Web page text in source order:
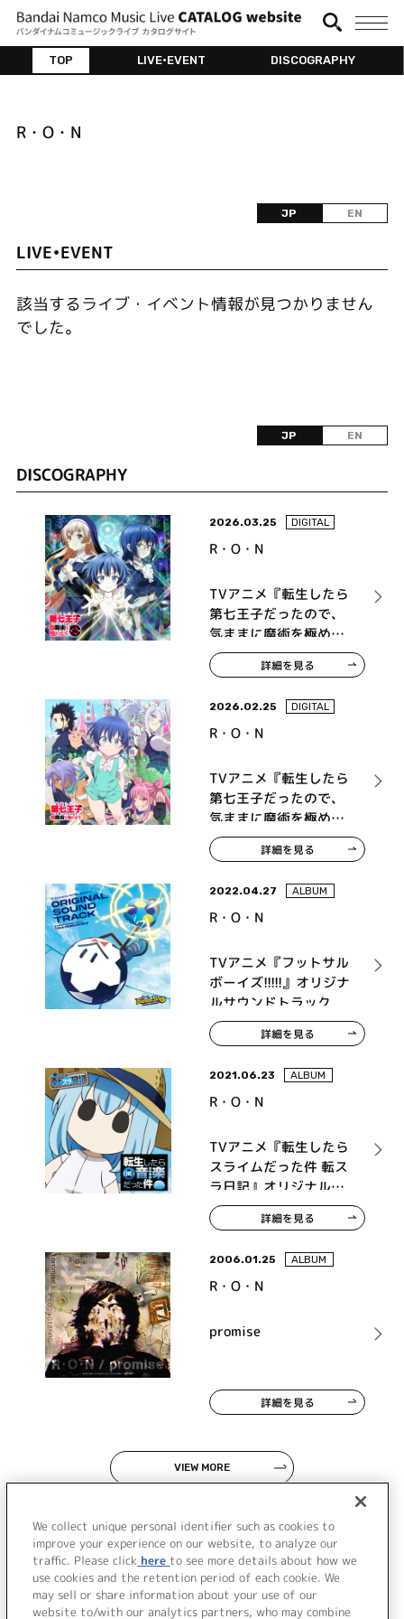
TOP LIVE•EVENT DISCOGRAPHY
R・O・N
JP EN
LIVE•EVENT
該当するライブ・イベント情報が見つかりません
でした。
JP EN
DISCOGRAPHY
2026.03.25 DIGITAL
R・O・N
TVアニメ『転生したら
第七王子だったので、
気ままに魔術を極めま
す』オリジナル・サウ
ンドトラック Vol.2
詳細を見る
2026.02.25 DIGITAL
R・O・N
TVアニメ『転生したら
第七王子だったので、
気ままに魔術を極めま
す』オリジナル・サウ
ンドトラック Vol.1
詳細を見る
2022.04.27 ALBUM
R・O・N
TVアニメ『フットサル
ボーイズ!!!!!』オリジナ
ルサウンドトラック
詳細を見る
2021.06.23 ALBUM
R・O・N
TVアニメ『転生したら
スライムだった件 転ス
ラ日記』オリジナルサ
ウンドトラック「転生
したら日記の音楽だっ
詳細を見る
2006.01.25 ALBUM
R・O・N
promise
詳細を見る
VIEW MORE
JP
We collect unique personal identifier such as cookies to
improve your experience on our website, to analyze our
traffic. Please click here to see more details about how we
use cookies and the retention period of each cookie. We
may sell or share information about your use of our
website to/with our analytics partners, who may combine